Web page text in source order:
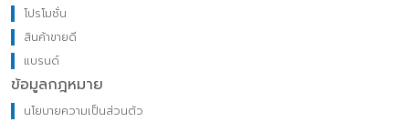
โปรโมชั่น
สินค้าขายดี
แบรนด์
ข้อมูลกฎหมาย
นโยบายความเป็นส่วนตัว